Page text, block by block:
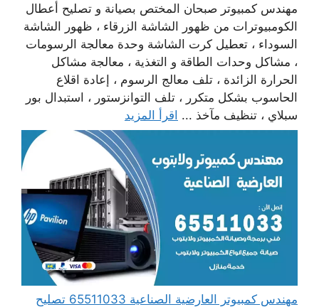
مهندس كمبيوتر صبحان المختص بصيانة و تصليح أعطال
الكومبيوترات من ظهور الشاشة الزرقاء ، ظهور الشاشة
السوداء ، تعطيل كرت الشاشة وحدة معالجة الرسومات
، مشاكل وحدات الطاقة و التغذية ، معالجة مشاكل
الحرارة الزائدة ، تلف معالج الرسوم ، إعادة اقلاع
الحاسوب بشكل متكرر ، تلف التوانزستور ، استبدال بور
سبلاي ، تنظيف مآخذ ... اقرأ المزيد
مهندس كمبيوتر العارضية الصناعية 65511033 تصليح